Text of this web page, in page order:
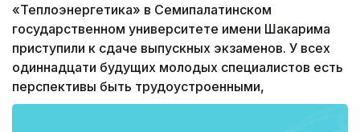
«Теплоэнергетика» в Семипалатинском
государственном университете имени Шакарима
приступили к сдаче выпускных экзаменов. У всех
одиннадцати будущих молодых специалистов есть
перспективы быть трудоустроенными,